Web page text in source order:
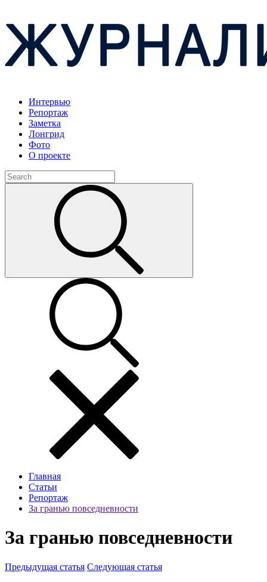
Интервью
Репортаж
Заметка
Лонгрид
Фото
О проекте
Главная
Статьи
Репортаж
За гранью повседневности
За гранью повседневности
Предыдущая статья Следующая статья